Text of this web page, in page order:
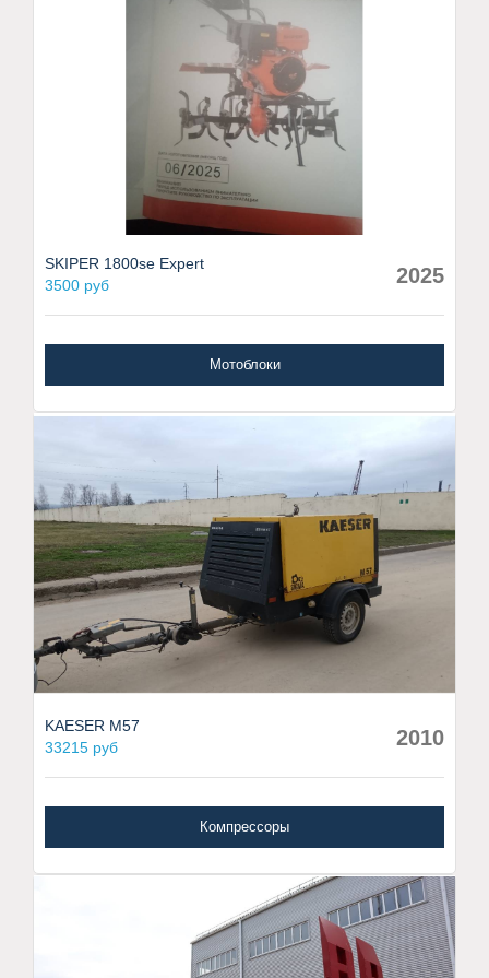
SKIPER 1800se Expert
3500 руб
2025
Мотоблоки
KAESER M57
33215 руб
2010
Компрессоры